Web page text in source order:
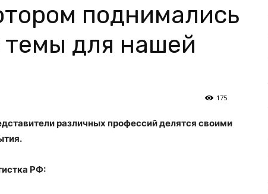
поднимались
для нашей
175
различных профессий делятся своими
РФ: